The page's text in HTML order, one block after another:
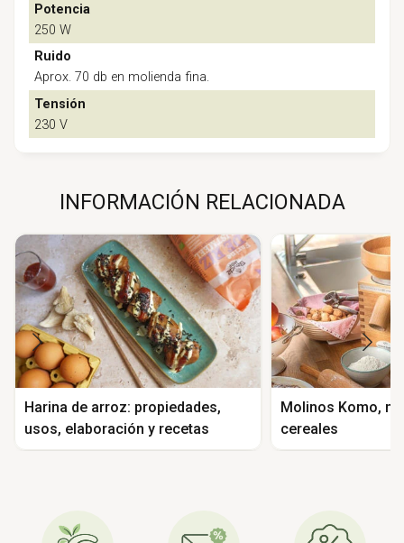
Potencia
250 W
Ruido
Aprox. 70 db en molienda fina.
Tensión
230 V
INFORMACIÓN RELACIONADA
Harina de arroz: propiedades,
usos, elaboración y recetas
Molinos Komo,
cereales